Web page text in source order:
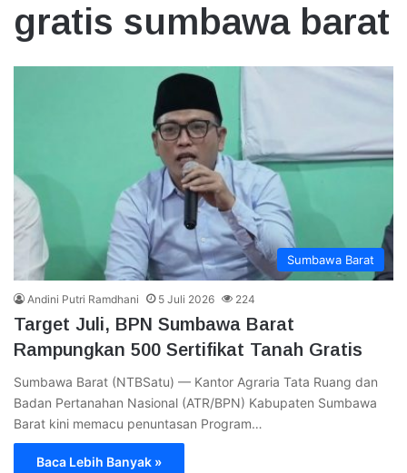
gratis sumbawa barat
Sumbawa Barat
Andini Putri Ramdhani 5 Juli 2026 224
Target Juli, BPN Sumbawa Barat
Rampungkan 500 Sertifikat Tanah Gratis
Sumbawa Barat (NTBSatu) — Kantor Agraria Tata Ruang dan
Badan Pertanahan Nasional (ATR/BPN) Kabupaten Sumbawa
Barat kini memacu penuntasan Program…
Baca Lebih Banyak »